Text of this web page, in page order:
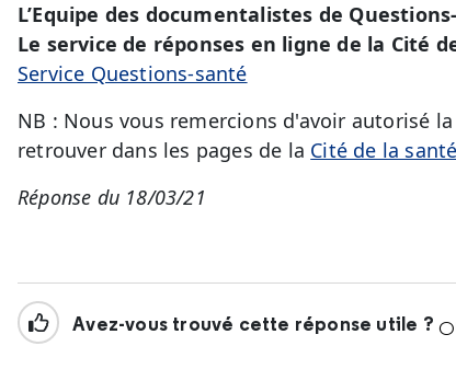
L’Equipe des documentalistes de
Le service de réponses en ligne de la Cité
Service Questions-santé
NB : Nous vous remercions d'avoir autorisé
retrouver dans les pages de la Cité de la santé
Réponse du 18/03/21
Avez-vous trouvé cette réponse utile ?